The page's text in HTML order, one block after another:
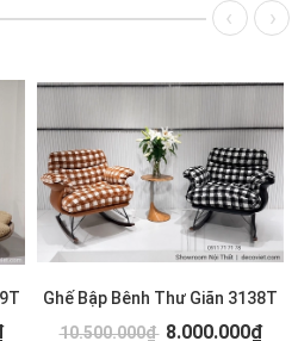
Ghế Bập Bênh Thư Giãn 3138T
10.500.000₫ 8.000.000₫